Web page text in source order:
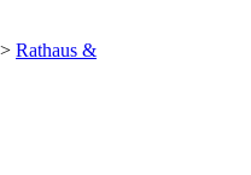
> Rathaus &